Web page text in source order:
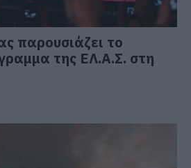
παρουσιάζει το
της ΕΛ.Α.Σ. στη